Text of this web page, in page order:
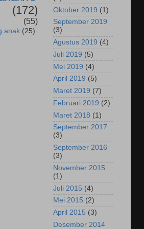
(172)
(55)
anak (25)
Oktober 2019 (1)
September 2019
(3)
Agustus 2019 (4)
Juli 2019 (5)
Mei 2019 (4)
April 2019 (5)
Maret 2019 (7)
Februari 2019 (2)
Maret 2018 (1)
September 2017
(3)
September 2016
(3)
November 2015
(1)
Juli 2015 (4)
Mei 2015 (2)
April 2015 (3)
Desember 2014